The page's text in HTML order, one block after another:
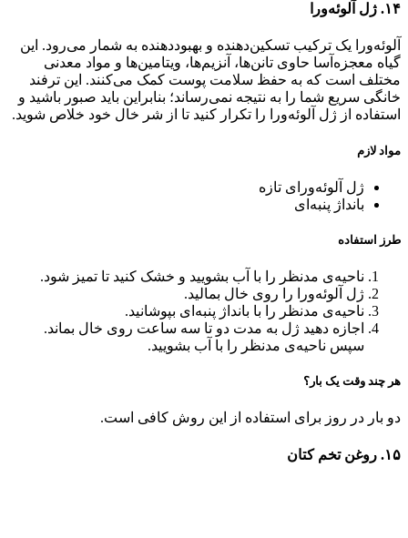
۱۴. ژل آلوئه‌ورا
آلوئه‌ورا یک ترکیب تسکین‌دهنده و بهبوددهنده به شمار می‌رود. این
گیاه معجزه‌آسا حاوی تانن‌ها، آنزیم‌ها، ویتامین‌ها و مواد معدنی
مختلف است که به حفظ سلامت پوست کمک می‌کنند. این ترفند
خانگی سریع شما را به نتیجه نمی‌رساند؛ بنابراین باید صبور باشید و
استفاده از ژل آلوئه‌ورا را تکرار کنید تا از شر خال‌ خود خلاص شوید.
مواد لازم
ژل آلوئه‌ورای تازه
بانداژ پنبه‌ای
طرز استفاده
ناحیه‌ی مدنظر را با آب بشویید و خشک کنید تا تمیز شود.
ژل آلوئه‌ورا را روی خال بمالید.
ناحیه‌ی مدنظر را با بانداژ پنبه‌ای بپوشانید.
اجازه دهید ژل به مدت دو تا سه ساعت روی خال بماند.
سپس ناحیه‌ی مدنظر را با آب بشویید.
هر چند وقت یک بار؟
دو بار در روز برای استفاده از این روش کافی است.
۱۵. روغن تخم کتان